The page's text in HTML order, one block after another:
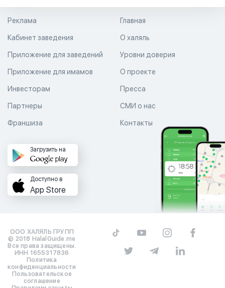
Главная
О халяль
Уровни доверия
Реклама
Кабинет заведения
Приложение для заведений
Приложение для имамов О проекте
Пресса
СМИ о нас
Контакты
Инвесторам
Партнеры
Франшиза
Загрузить на
Доступно в
App Store
ООО ХАЛЯЛЬ ГРУПП
© 2018 HalalGuide.me
Все права защищены.
ИНН 1655317836
Политика
конфиденциальности
Пользовательское
соглашение